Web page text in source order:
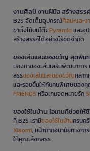
งานศิลป์ งานฝีมือ สร้างสรร
B2S จัดเต็มอุปกรณ์ศิลปะและ
ขาตั้งไม้บนโต๊ะPyramidและอุ
สร้างสรรค์ได้อย่างไร้ขีดจำกัด
ของเล่นและของขวัญ สุดพิเ
มองหาของเล่นเสริมพัฒนากา
สรรของเล่นและของขวัญหลาก
และรอยยิ้มให้กับคนพิเศษของคุ
FRIENDS หรือเกมจดหมายรัก
ของใช้ในบ้าน ไอเทมที่ช่วยใ
ที่ B2S เรามีของใช้ในบ้านครบค
Xiaomi, หน้ากากอนามัยทางกา
ให้คุณเลือกสรร